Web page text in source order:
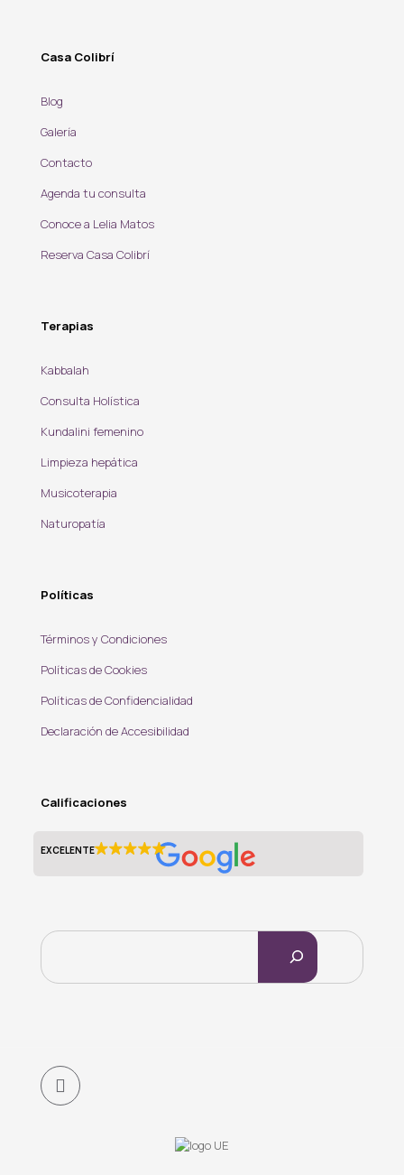
Casa Colibrí
Blog
Galería
Contacto
Agenda tu consulta
Conoce a Lelia Matos
Reserva Casa Colibrí
Terapias
Kabbalah
Consulta Holística
Kundalini femenino
Limpieza hepática
Musicoterapia
Naturopatía
Políticas
Términos y Condiciones
Políticas de Cookies
Políticas de Confidencialidad
Declaración de Accesibilidad
Calificaciones
EXCELENTE